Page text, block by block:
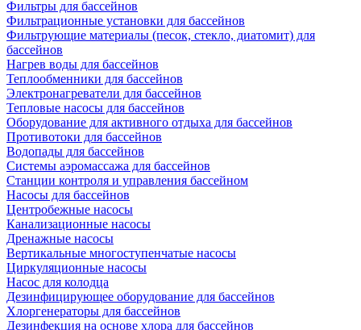
Фильтры для бассейнов
Фильтрационные установки для бассейнов
Фильтрующие материалы (песок, стекло, диатомит) для
бассейнов
Нагрев воды для бассейнов
Теплообменники для бассейнов
Электронагреватели для бассейнов
Тепловые насосы для бассейнов
Оборудование для активного отдыха для бассейнов
Противотоки для бассейнов
Водопады для бассейнов
Системы аэромассажа для бассейнов
Станции контроля и управления бассейном
Насосы для бассейнов
Центробежные насосы
Канализационные насосы
Дренажные насосы
Вертикальные многоступенчатые насосы
Циркуляционные насосы
Насос для колодца
Дезинфицирующее оборудование для бассейнов
Хлоргенераторы для бассейнов
Дезинфекция на основе хлора для бассейнов